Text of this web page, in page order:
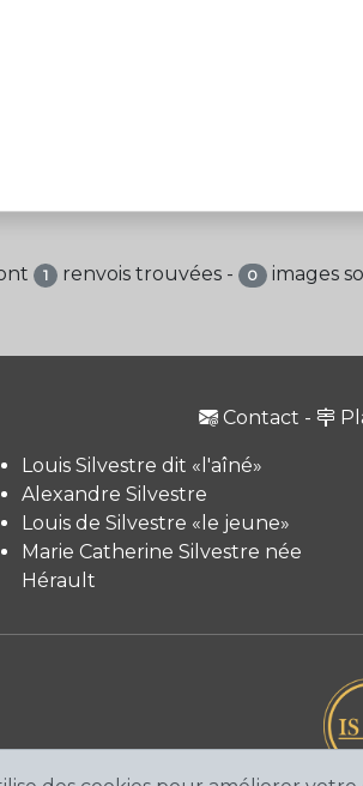
1 renvois trouvées - 0 images
Contact -
Louis Silvestre dit «l'aîné»
Alexandre Silvestre
Louis de Silvestre «le jeune»
Marie Catherine Silvestre née
Hérault